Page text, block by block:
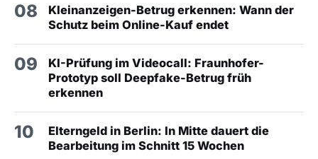
08
Kleinanzeigen-Betrug erkennen: Wann der
Schutz beim Online-Kauf endet
09
KI-Prüfung im Videocall: Fraunhofer-
Prototyp soll Deepfake-Betrug früh
erkennen
10
Elterngeld in Berlin: In Mitte dauert die
Bearbeitung im Schnitt 15 Wochen